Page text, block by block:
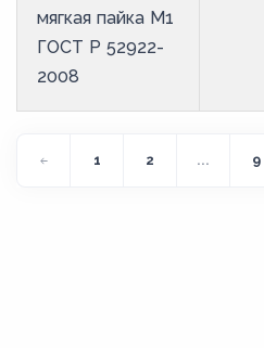
мягкая пайка М1
ГОСТ Р 52922-
2008
1 2 ... 9